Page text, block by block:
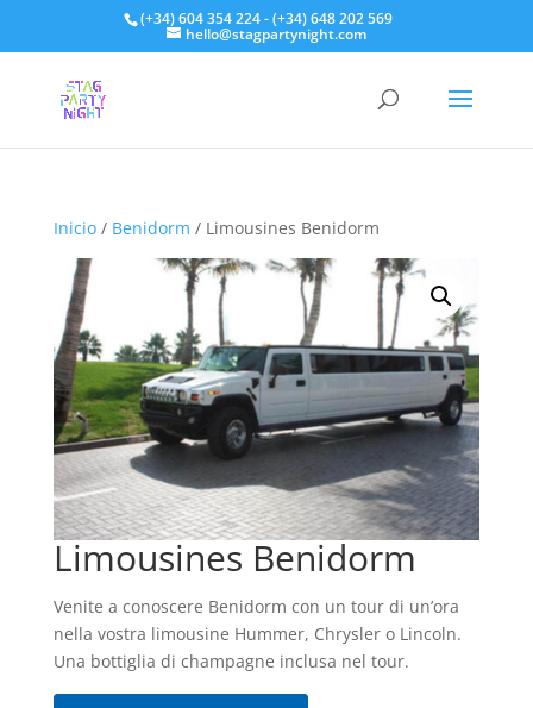
(+34) 604 354 224 - (+34) 648 202 569
hello@stagpartynight.com
Inicio/ Benidorm / Limousines Benidorm
Limousines Benidorm
Venite a conoscere Benidorm con un tour di un’ora
nella vostra limousine Hummer, Chrysler o Lincoln.
Una bottiglia di champagne inclusa nel tour.